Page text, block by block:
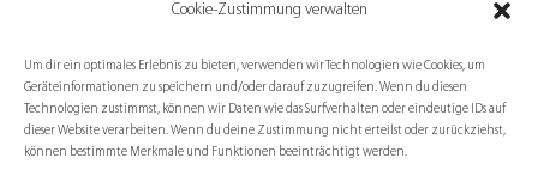
Cookie-Zustimmung verwalten
Um dir ein optimales Erlebnis zu bieten, verwenden wir Technologien wie Cookies, um
Geräteinformationen zu speichern und/oder darauf zuzugreifen. Wenn du diesen
Technologien zustimmst, können wir Daten wie das Surfverhalten oder eindeutige IDs auf
dieser Website verarbeiten. Wenn du deine Zustimmung nicht erteilst oder zurückziehst,
können bestimmte Merkmale und Funktionen beeinträchtigt werden.
-
202
999